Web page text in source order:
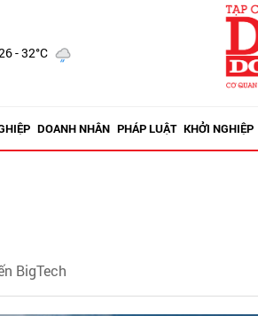
- 32°C
DOANH NHÂN PHÁP LUẬT KHỞI NGHIỆP
BigTech